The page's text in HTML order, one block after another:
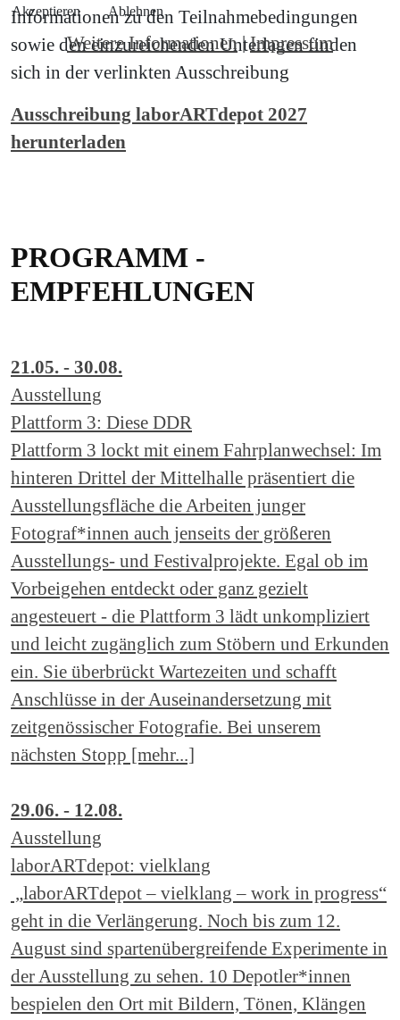
Informationen zu den Teilnahmebedingungen
sowie den einzureichenden Unterlagen finden
sich in der verlinkten Ausschreibung
Ausschreibung laborARTdepot 2027
herunterladen
PROGRAMM -
EMPFEHLUNGEN
21.05. - 30.08.
Ausstellung
Plattform 3: Diese DDR
Plattform 3 lockt mit einem Fahrplanwechsel: Im
hinteren Drittel der Mittelhalle präsentiert die
Ausstellungsfläche die Arbeiten junger
Fotograf*innen auch jenseits der größeren
Ausstellungs- und Festivalprojekte. Egal ob im
Vorbeigehen entdeckt oder ganz gezielt
angesteuert - die Plattform 3 lädt unkompliziert
und leicht zugänglich zum Stöbern und Erkunden
ein. Sie überbrückt Wartezeiten und schafft
Anschlüsse in der Auseinandersetzung mit
zeitgenössischer Fotografie. Bei unserem
nächsten Stopp [mehr...]
29.06. - 12.08.
Ausstellung
laborARTdepot: vielklang
„laborARTdepot – vielklang – work in progress“
geht in die Verlängerung. Noch bis zum 12.
August sind spartenübergreifende Experimente in
der Ausstellung zu sehen. 10 Depotler*innen
bespielen den Ort mit Bildern, Tönen, Klängen
Akzeptieren Ablehnen
Weitere Informationen|Impressum